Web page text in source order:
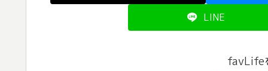
LINE
favLife